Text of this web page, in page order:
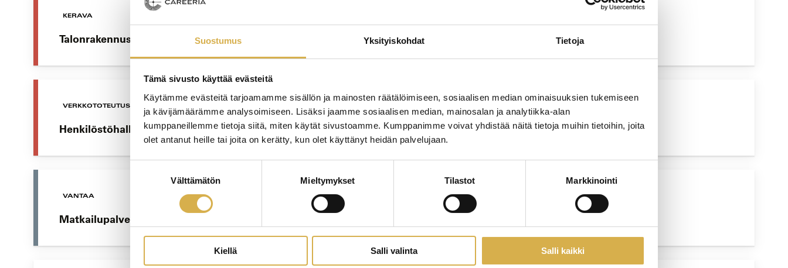
Suostumus Yksityiskohdat Tietoja
Tämä sivusto käyttää evästeitä
Käytämme evästeitä tarjoamamme sisällön ja mainosten räätälöimiseen, sosiaalisen median ominaisuuksien tukemiseen
ja kävijämäärämme analysoimiseen. Lisäksi jaamme sosiaalisen median, mainosalan ja analytiikka-alan
kumppaneillemme tietoja siitä, miten käytät sivustoamme. Kumppanimme voivat yhdistää näitä tietoja muihin tietoihin, joita
olet antanut heille tai joita on kerätty, kun olet käyttänyt heidän palvelujaan.
Välttämätön Mieltymykset Tilastot Markkinointi
Kiellä Salli valinta Salli kaikki
KERAVA
Talonrakennusalan erikoisammattitutkinto
VERKKOTOTEUTUS
Henkilöstöhallinnon osaamisala | Liiketoiminnan erikoisammattitutkinto
VANTAA
Matkailupalvelujen ammattitutkinto